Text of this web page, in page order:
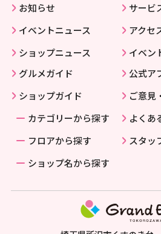
お知らせ
イベントニュース
ショップニュース
グルメガイド
ショップガイド
カテゴリーから探す
フロアから探す
ショップ名から探す
サービ
アクセ
イベン
公式ア
ご意見
よくあ
スタッ